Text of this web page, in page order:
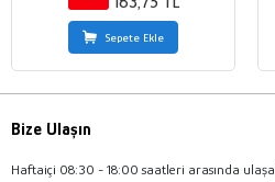
Sepete Ekle
Bize Ulaşın
Haftaiçi 08:30 - 18:00 saatleri arasında